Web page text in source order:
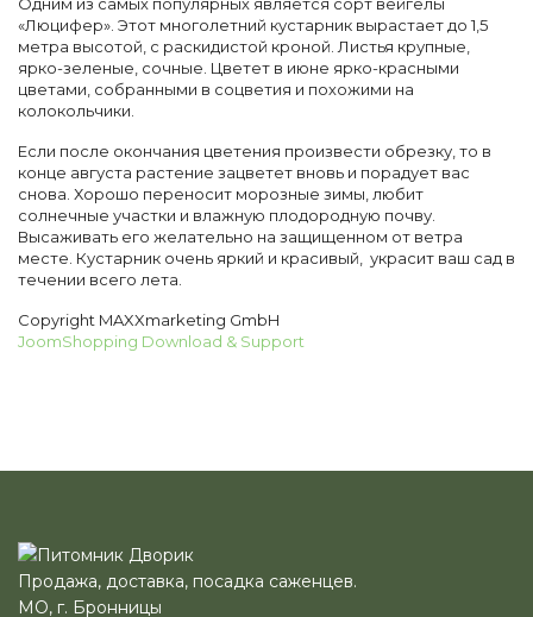
«Люцифер». Этот многолетний кустарник вырастает до 1,5
метра высотой, с раскидистой кроной. Листья крупные,
ярко-зеленые, сочные. Цветет в июне ярко-красными
цветами, собранными в соцветия и похожими на
колокольчики.
Если после окончания цветения произвести обрезку, то в
конце августа растение зацветет вновь и порадует вас
снова. Хорошо переносит морозные зимы, любит
солнечные участки и влажную плодородную почву.
Высаживать его желательно на защищенном от ветра
месте. Кустарник очень яркий и красивый, украсит ваш сад в
течении всего лета.
Copyright MAXXmarketing GmbH
JoomShopping Download & Support
Продажа, доставка, посадка саженцев.
МО, г. Бронницы